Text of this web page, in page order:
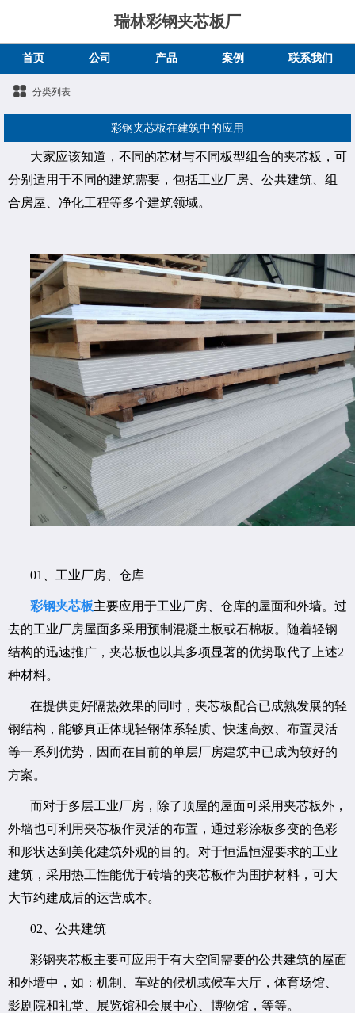
瑞林彩钢夹芯板厂
首页 公司 产品 案例 联系我们
分类列表
彩钢夹芯板在建筑中的应用
大家应该知道，不同的芯材与不同板型组合的夹芯板，可
分别适用于不同的建筑需要，包括工业厂房、公共建筑、组
合房屋、净化工程等多个建筑领域。
01、工业厂房、仓库
彩钢夹芯板主要应用于工业厂房、仓库的屋面和外墙。过
去的工业厂房屋面多采用预制混凝土板或石棉板。随着轻钢
结构的迅速推广，夹芯板也以其多项显著的优势取代了上述2
种材料。
在提供更好隔热效果的同时，夹芯板配合已成熟发展的轻
钢结构，能够真正体现轻钢体系轻质、快速高效、布置灵活
等一系列优势，因而在目前的单层厂房建筑中已成为较好的
方案。
而对于多层工业厂房，除了顶屋的屋面可采用夹芯板外，
外墙也可利用夹芯板作灵活的布置，通过彩涂板多变的色彩
和形状达到美化建筑外观的目的。对于恒温恒湿要求的工业
建筑，采用热工性能优于砖墙的夹芯板作为围护材料，可大
大节约建成后的运营成本。
02、公共建筑
彩钢夹芯板主要可应用于有大空间需要的公共建筑的屋面
和外墙中，如：机制、车站的候机或候车大厅，体育场馆、
影剧院和礼堂、展览馆和会展中心、博物馆，等等。